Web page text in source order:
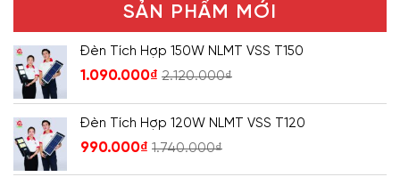
SẢN PHẨM MỚI
Đèn Tích Hợp 150W NLMT VSS T150
1.090.000₫ 2.120.000₫
Đèn Tích Hợp 120W NLMT VSS T120
990.000₫ 1.740.000₫